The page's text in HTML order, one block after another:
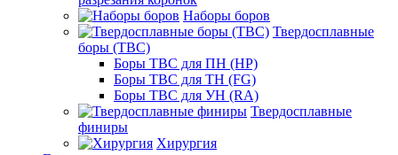
Наборы боров
Твердосплавные
боры (ТВС)
Боры ТВС для ПН (HP)
Боры ТВС для ТН (FG)
Боры ТВС для УН (RA)
Твердосплавные
финиры
Хирургия